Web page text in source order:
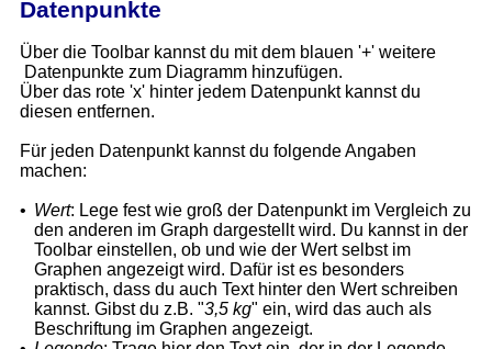
Datenpunkte
Über die Toolbar kannst du mit dem blauen '+' weitere
Datenpunkte zum Diagramm hinzufügen.
Über das rote 'x' hinter jedem Datenpunkt kannst du
diesen entfernen.
Für jeden Datenpunkt kannst du folgende Angaben
machen:
• Wert: Lege fest wie groß der Datenpunkt im Vergleich zu
den anderen im Graph dargestellt wird. Du kannst in der
Toolbar einstellen, ob und wie der Wert selbst im
Graphen angezeigt wird. Dafür ist es besonders
praktisch, dass du auch Text hinter den Wert schreiben
kannst. Gibst du z.B. "3,5 kg" ein, wird das auch als
Beschriftung im Graphen angezeigt.